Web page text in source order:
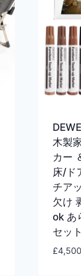
木製
カー
床/ド
チア
欠け
ok あ
セッ
£